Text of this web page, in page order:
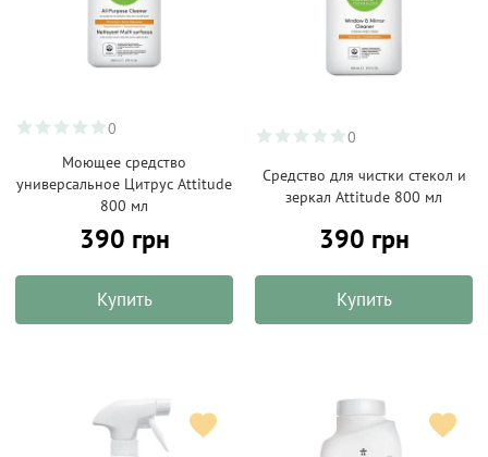
0
Моющее средство
универсальное Цитрус Attitude
800 мл
390 грн
Купить
0
Средство для чистки стекол и
зеркал Attitude 800 мл
390 грн
Купить